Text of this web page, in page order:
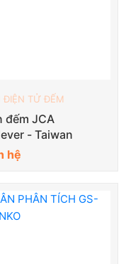
ĐIỆN TỬ ĐẾM
đếm JCA
- Taiwan
hệ